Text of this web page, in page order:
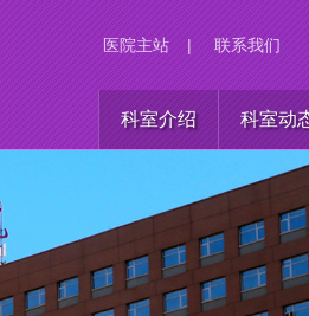
医院主站 | 联系我们
科室介绍 科室动